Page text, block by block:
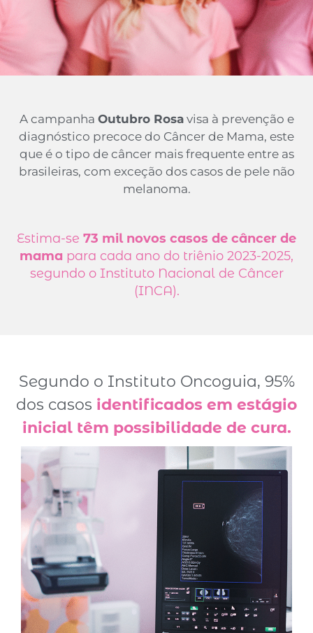
A campanha Outubro Rosavisa à prevenção e
diagnóstico precoce do Câncer de Mama, este
que é o tipo de câncer mais frequente entre as
brasileiras, com exceção dos casos de pele não
melanoma.
Estima-se 73 mil novos casos de câncer de
mama para cada ano do triênio 2023-2025,
segundo o Instituto Nacional de Câncer
(INCA).
Segundo o Instituto Oncoguia, 95%
dos casos identificados em estágio
inicial têm possibilidade de cura.